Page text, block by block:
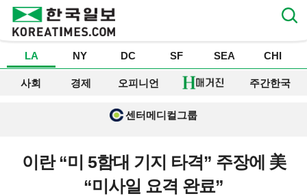
LA NY DC SF SEA CHI
사회 경제 오피니언 주간한국
센터메디컬그룹
이란 “미 5함대 기지 타격” 주장에 美
“미사일 요격 완료”